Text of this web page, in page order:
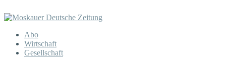
Abo
Wirtschaft
Gesellschaft